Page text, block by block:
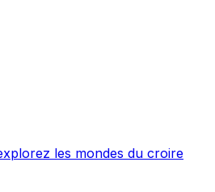
les mondes du croire